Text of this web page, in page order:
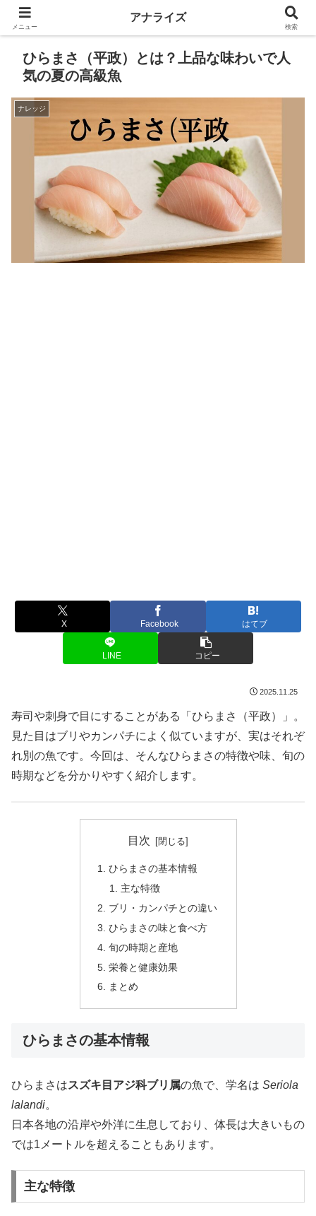
ひらまさ（平政）とは？上品な味わいで人
気の夏の高級魚
ナレッジ
X Facebook はてブ
LINE コピー
2025.11.25
寿司や刺身で目にすることがある「ひらまさ（平政）」。
見た目はブリやカンパチによく似ていますが、実はそれぞ
れ別の魚です。今回は、そんなひらまさの特徴や味、旬の
時期などを分かりやすく紹介します。
目次
ひらまさの基本情報
主な特徴
ブリ・カンパチとの違い
ひらまさの味と食べ方
旬の時期と産地
栄養と健康効果
まとめ
ひらまさの基本情報
ひらまさはスズキ目アジ科ブリ属の魚で、学名は Seriola
lalandi。
日本各地の沿岸や外洋に生息しており、体長は大きいもの
では1メートルを超えることもあります。
主な特徴
メニュー
アナライズ
検索